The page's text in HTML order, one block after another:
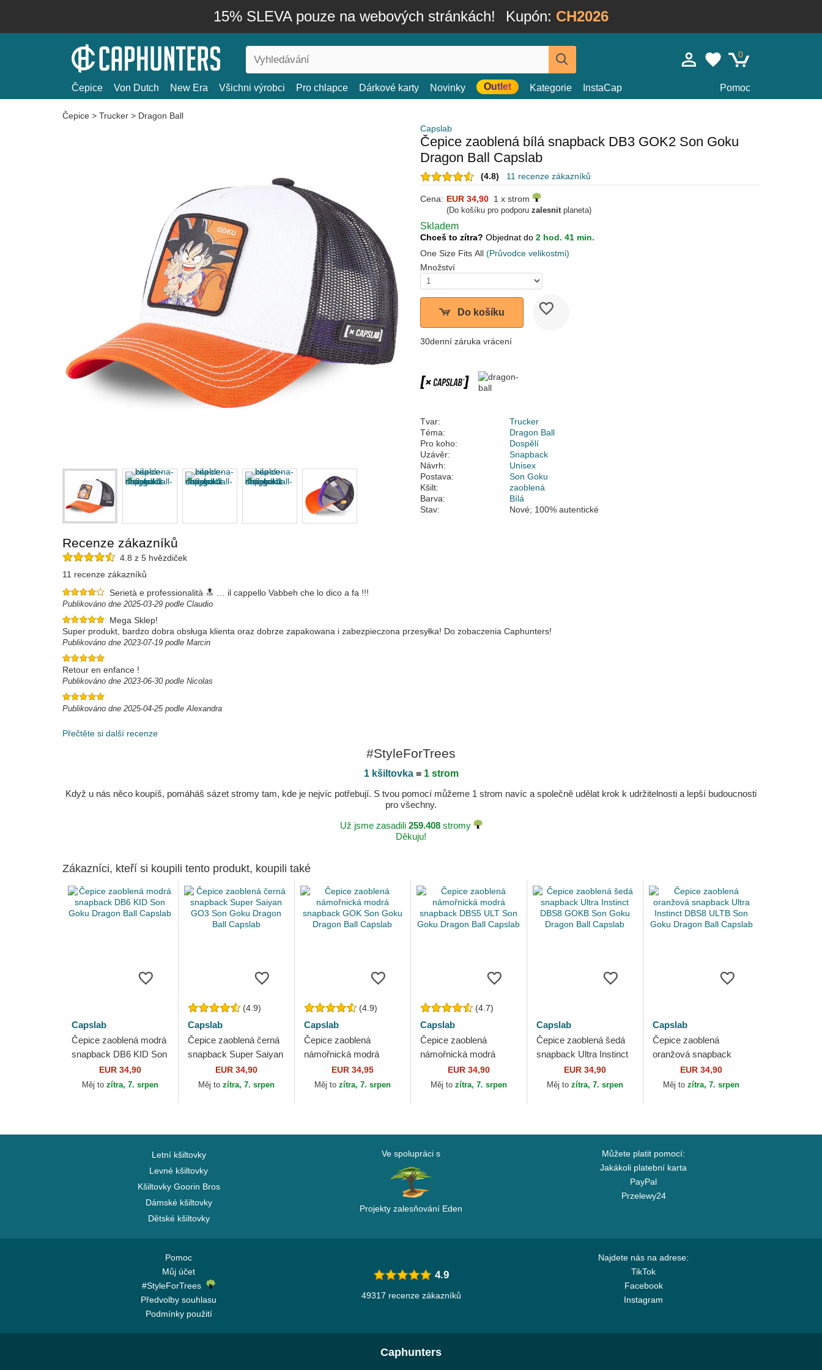
15% SLEVA pouze na webových stránkách! Kupón: CH2026
0
Čepice Von Dutch New Era Všichni výrobci Pro chlapce Dárkové karty Novinky Outlet Kategorie InstaCap Pomoc
Čepice > Trucker > Dragon Ball
Capslab
Čepice zaoblená bílá snapback DB3 GOK2 Son Goku
Dragon Ball Capslab
(4.8) 11 recenze zákazníků
Cena: EUR 34,90 1 x strom
(Do košíku pro podporu zalesnitplaneta)
Skladem
Chceš to zítra? Objednat do 2 hod. 41 min.
One Size Fits All (Průvodce velikostmi)
Množství
Do košíku
30denní záruka vrácení
Tvar:
Trucker
Téma:
Dragon Ball
Pro koho:
Dospělí
Uzávěr:
Snapback
Návrh:
Unisex
Postava:
Son Goku
Kšilt:
zaoblená
Barva:
Bílá
Stav:
Nové; 100% autentické
Recenze zákazníků
4.8 z 5 hvězdiček
11 recenze zákazníků
Serietà e professionalità 🔝 … il cappello Vabbeh che lo dico a fa !!!
Publikováno dne 2025-03-29 podle Claudio
Mega Sklep!
Super produkt, bardzo dobra obsługa klienta oraz dobrze zapakowana i zabezpieczona przesyłka! Do zobaczenia Caphunters!
Publikováno dne 2023-07-19 podle Marcin
Retour en enfance !
Publikováno dne 2023-06-30 podle Nicolas
Publikováno dne 2025-04-25 podle Alexandra
Přečtěte si další recenze
#StyleForTrees
1 kšiltovka= 1 strom
Když u nás něco koupíš, pomáháš sázet stromy tam, kde je nejvíc potřebují. S tvou pomocí můžeme 1 strom navíc a společně udělat krok k udržitelnosti a lepší budoucnosti
pro všechny.
Už jsme zasadili 259.408stromy
Děkuju!
Zákazníci, kteří si koupili tento produkt, koupili také
Capslab
Čepice zaoblená modrá
snapback DB6 KID Son
Goku Dragon Ball
Capslab
EUR 34,90
Měj to zítra, 7. srpen
(4.9)
Capslab
Čepice zaoblená černá
snapback Super Saiyan
GO3 Son Goku Dragon
Ball Capslab
EUR 34,90
Měj to zítra, 7. srpen
(4.9)
Capslab
Čepice zaoblená
námořnická modrá
snapback GOK Son
Goku Dragon Ball
EUR 34,95
Měj to zítra, 7. srpen
(4.7)
Capslab
Čepice zaoblená
námořnická modrá
snapback DBS5 ULT
Son Goku Dragon Ball
EUR 34,90
Měj to zítra, 7. srpen
Capslab
Čepice zaoblená šedá
snapback Ultra Instinct
DBS8 GOKB Son Goku
Dragon Ball Capslab
EUR 34,90
Měj to zítra, 7. srpen
Capslab
Čepice zaoblená
oranžová snapback
Ultra Instinct DBS8
ULTB Son Goku Dragon
EUR 34,90
Měj tozítra, 7. srpen
Letní kšiltovky
Levné kšiltovky
Kšiltovky Goorin Bros
Dámské kšiltovky
Dětské kšiltovky
Ve spolupráci s
Projekty zalesňování Eden
Můžete platit pomocí:
Jakákoli platební karta
PayPal
Przelewy24
Pomoc
Můj účet
#StyleForTrees
Předvolby souhlasu
Podmínky použití
Najdete nás na adrese:
TikTok
Facebook
Instagram
4.9
49317 recenze zákazníků
Caphunters